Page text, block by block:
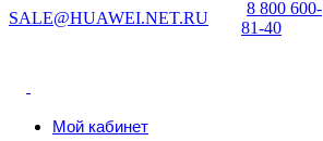
SALE@HUAWEI.NET.RU
8 800 600-
81-40
Мой кабинет